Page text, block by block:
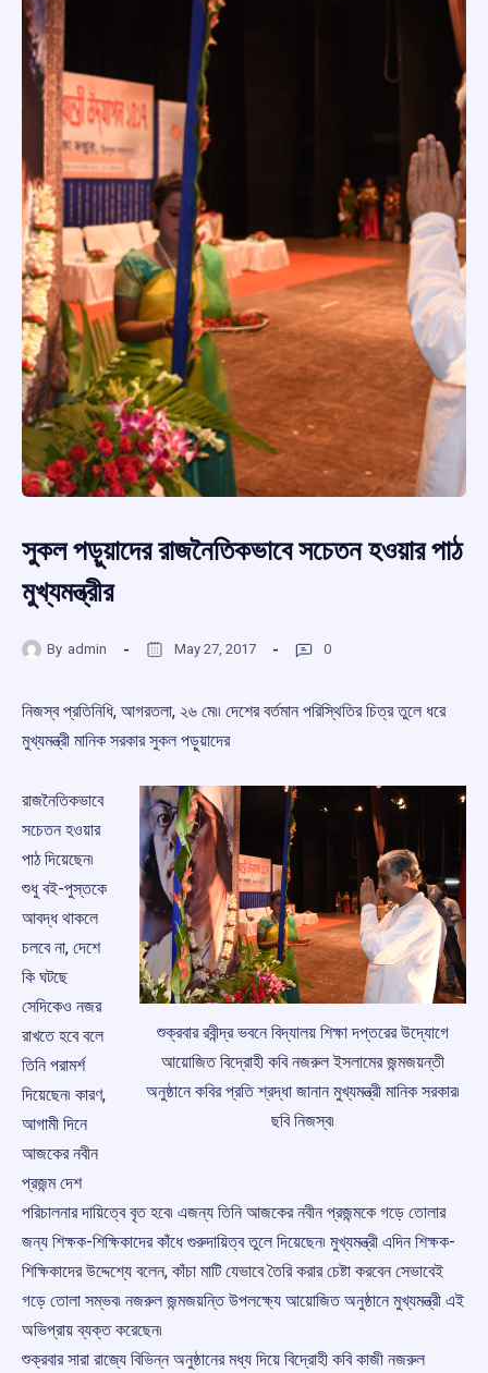
সুকল পড়ুয়াদের রাজনৈতিকভাবে সচেতন হওয়ার পাঠ
মুখ্যমন্ত্রীর
By admin May 27, 2017 0
নিজস্ব প্রতিনিধি, আগরতলা, ২৬ মে৷৷ দেশের বর্তমান পরিস্থিতির চিত্র তুলে ধরে
মুখ্যমন্ত্রী মানিক সরকার সুকল পড়ুয়াদের
শুক্রবার রবীন্দ্র ভবনে বিদ্যালয় শিক্ষা দপ্তরের উদ্যোগে
আয়োজিত বিদ্রোহী কবি নজরুল ইসলামের জন্মজয়ন্তী
অনুষ্ঠানে কবির প্রতি শ্রদ্ধা জানান মুখ্যমন্ত্রী মানিক সরকার৷
ছবি নিজস্ব৷
রাজনৈতিকভাবে
সচেতন হওয়ার
পাঠ দিয়েছেন৷
শুধু বই-পুস্তকে
আবদ্ধ থাকলে
চলবে না, দেশে
কি ঘটছে
সেদিকেও নজর
রাখতে হবে বলে
তিনি পরামর্শ
দিয়েছেন৷ কারণ,
আগামী দিনে
আজকের নবীন
প্রজন্ম দেশ
পরিচালনার দায়িত্বে বৃত হবে৷ এজন্য তিনি আজকের নবীন প্রজন্মকে গড়ে তোলার
জন্য শিক্ষক-শিক্ষিকাদের কাঁধে গুরুদায়িত্ব তুলে দিয়েছেন৷ মুখ্যমন্ত্রী এদিন শিক্ষক-
শিক্ষিকাদের উদ্দেশ্যে বলেন, কাঁচা মাটি যেভাবে তৈরি করার চেষ্টা করবেন সেভাবেই
গড়ে তোলা সম্ভব৷ নজরুল জন্মজয়ন্তি উপলক্ষ্যে আয়োজিত অনুষ্ঠানে মুখ্যমন্ত্রী এই
অভিপ্রায় ব্যক্ত করেছেন৷
শুক্রবার সারা রাজ্যে বিভিন্ন অনুষ্ঠানের মধ্য দিয়ে বিদ্রোহী কবি কাজী নজরুল